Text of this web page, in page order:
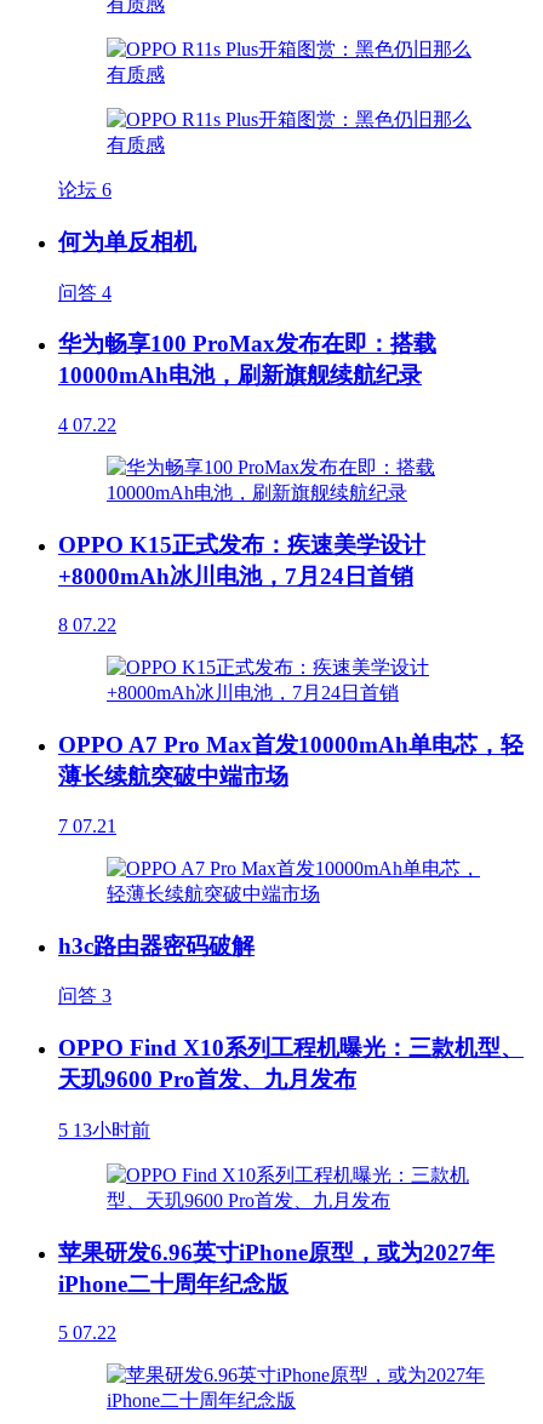
论坛 6
何为单反相机
问答 4
华为畅享100 ProMax发布在即：搭载
10000mAh电池，刷新旗舰续航纪录
4 07.22
OPPO K15正式发布：疾速美学设计
+8000mAh冰川电池，7月24日首销
8 07.22
OPPO A7 Pro Max首发10000mAh单电芯，轻
薄长续航突破中端市场
7 07.21
h3c路由器密码破解
问答 3
OPPO Find X10系列工程机曝光：三款机型、
天玑9600 Pro首发、九月发布
5 13小时前
苹果研发6.96英寸iPhone原型，或为2027年
iPhone二十周年纪念版
5 07.22